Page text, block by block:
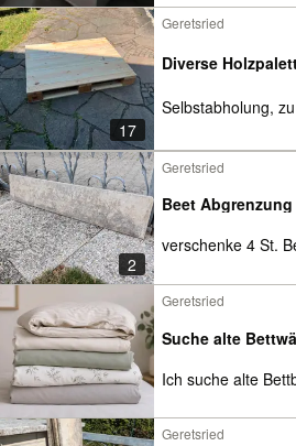
17
Geretsried
Diverse
Selbstabholung,
2
Geretsried
Beet Abgrenzung
verschenke 4 St.
Geretsried
Suche alte
Ich suche alte
Geretsried